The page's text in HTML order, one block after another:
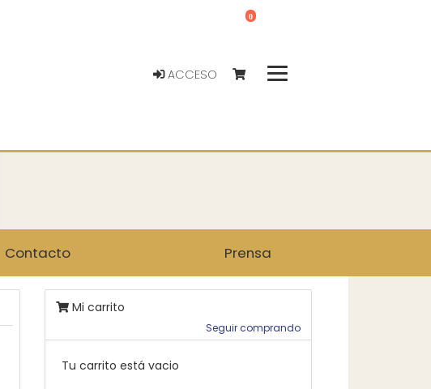
ACCESO
0
Contacto Prensa
Mi carrito
Seguir comprando
Tu carrito está vacio